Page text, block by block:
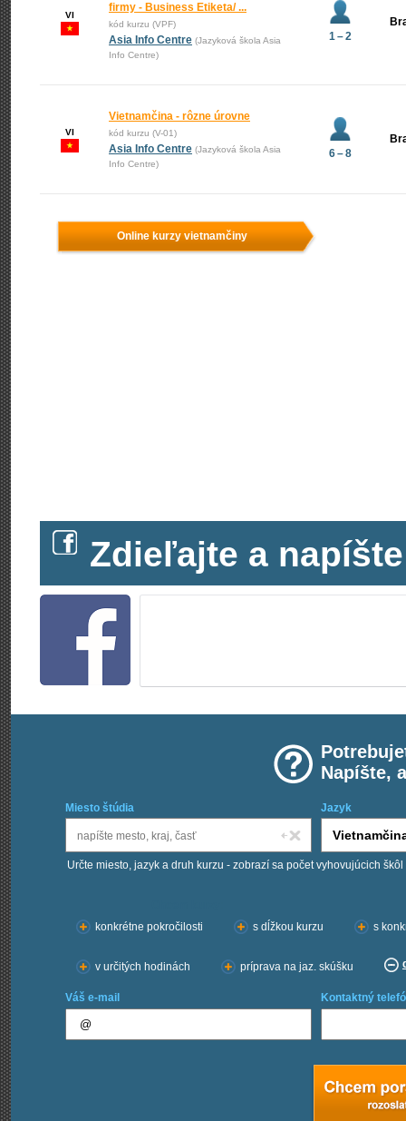
VI
firmy - Business Etiketa/ ...
kód kurzu (VPF)
Asia Info Centre (Jazyková škola Asia
Info Centre)
1 – 2
VI
Vietnamčina - rôzne úrovne
kód kurzu (V-01)
Asia Info Centre (Jazyková škola Asia
Info Centre)
6 – 8
Online kurzy vietnamčiny
Zdieľajte a
Napíšte,
Miesto štúdia Jazyk
Určte miesto, jazyk a druh kurzu - zobrazí sa počet vyhovujúcich škôl
konkrétne pokročilosti
s dĺžkou kurzu s
v určitých hodinách príprava na jaz. skúšku
Váš e-mail Kontaktný